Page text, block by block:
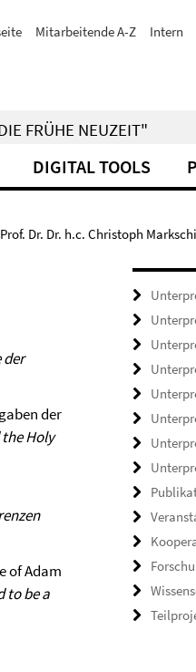
Mitarbeitende A-Z Intern
FRÜHE NEUZEIT"
DIGITAL TOOLS
Prof. Dr. Dr. h.c. Christoph
der
der
Holy
of Adam
to be a